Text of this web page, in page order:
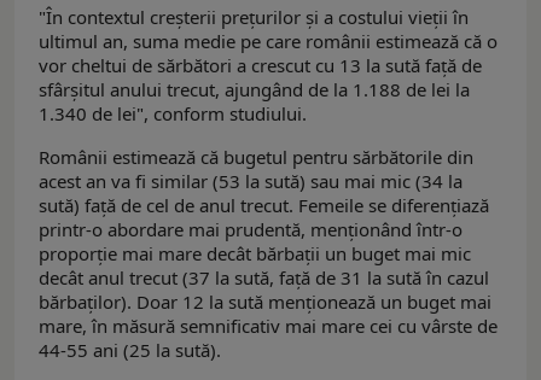
"În contextul creşterii preţurilor şi a costului vieţii în
ultimul an, suma medie pe care românii estimează că o
vor cheltui de sărbători a crescut cu 13 la sută faţă de
sfârşitul anului trecut, ajungând de la 1.188 de lei la
1.340 de lei", conform studiului.
Românii estimează că bugetul pentru sărbătorile din
acest an va fi similar (53 la sută) sau mai mic (34 la
sută) faţă de cel de anul trecut. Femeile se diferenţiază
printr-o abordare mai prudentă, menţionând într-o
proporţie mai mare decât bărbaţii un buget mai mic
decât anul trecut (37 la sută, faţă de 31 la sută în cazul
bărbaţilor). Doar 12 la sută menţionează un buget mai
mare, în măsură semnificativ mai mare cei cu vârste de
44-55 ani (25 la sută).